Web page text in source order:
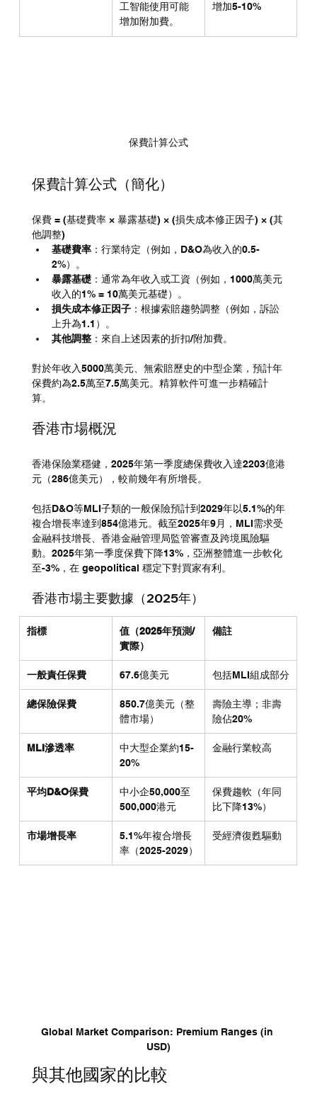
工智能使用可能
增加附加費。
增加5-10%
保費計算公式
保費計算公式（簡化）
保費 = (基礎費率 × 暴露基礎) × (損失成本修正因子) × (其
他調整)
基礎費率：行業特定（例如，D&O為收入的0.5-
2%）。
暴露基礎：通常為年收入或工資（例如，1000萬美元
收入的1% = 10萬美元基礎）。
損失成本修正因子：根據索賠趨勢調整（例如，訴訟
上升為1.1）。
其他調整：來自上述因素的折扣/附加費。
對於年收入5000萬美元、無索賠歷史的中型企業，預計年
保費約為2.5萬至7.5萬美元。精算軟件可進一步精確計
算。
香港市場概況
香港保險業穩健，2025年第一季度總保費收入達2203億港
元（286億美元），較前幾年有所增長。
包括D&O等MLI子類的一般保險預計到2029年以5.1%的年
複合增長率達到854億港元。截至2025年9月，MLI需求受
金融科技增長、香港金融管理局監管審查及跨境風險驅
動。2025年第一季度保費下降13%，亞洲整體進一步軟化
至-3%，在 geopolitical 穩定下對買家有利。
香港市場主要數據（2025年）
指標
值（2025年預測/
實際）
備註
一般責任保費 67.6億美元 包括MLI組成部分
總保險保費
850.7億美元（整
體市場）
壽險主導；非壽
險佔20%
MLI滲透率
中大型企業約15-
20%
金融行業較高
平均D&O保費
中小企50,000至
500,000港元
保費趨軟（年同
比下降13%）
市場增長率
5.1%年複合增長
率（2025-2029）
受經濟復甦驅動
Global Market Comparison: Premium Ranges (in
USD)
與其他國家的比較